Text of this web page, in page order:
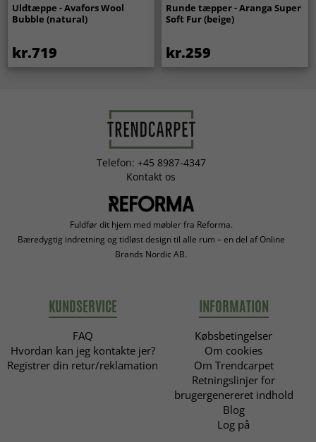
Uldtæppe - Avafors Wool
Bubble (natural)
kr.719
Runde tæpper - Aranga Super
Soft Fur (beige)
kr.259
Telefon: +45 8987-4347
Kontakt os
Fuldfør dit hjem med møbler fra Reforma.
Bæredygtig indretning og tidløst design til alle rum – en del af Online
Brands Nordic AB.
KUNDSERVICE
FAQ
Hvordan kan jeg kontakte jer?
Registrer din retur/reklamation
INFORMATION
Købsbetingelser
Om cookies
Om Trendcarpet
Retningslinjer for
brugergenereret indhold
Blog
Log på